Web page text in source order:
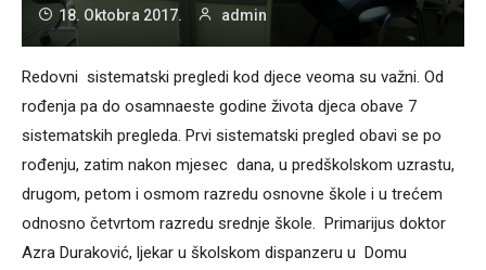
18. Oktobra 2017. admin
Redovni sistematski pregledi kod djece veoma su važni. Od
rođenja pa do osamnaeste godine života djeca obave 7
sistematskih pregleda. Prvi sistematski pregled obavi se po
rođenju, zatim nakon mjesec dana, u predškolskom uzrastu,
drugom, petom i osmom razredu osnovne škole i u trećem
odnosno četvrtom razredu srednje škole. Primarijus doktor
Azra Duraković, ljekar u školskom dispanzeru u Domu